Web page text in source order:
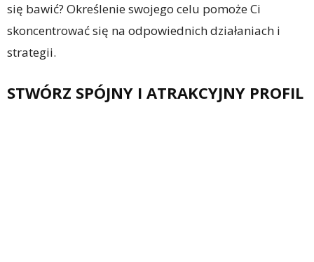
się bawić? Określenie swojego celu pomoże Ci
skoncentrować się na odpowiednich działaniach i
strategii.
STWÓRZ SPÓJNY I ATRAKCYJNY PROFIL